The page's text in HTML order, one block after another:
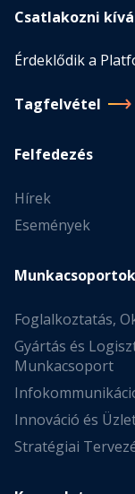
Csatlakozni
Érdeklődik a
Tagfelvétel
Felfedezés
Hírek
Események
Munkacsoportok
Foglalkoztatás,
Gyártás és
Munkacsoport
Innováció és
Stratégiai